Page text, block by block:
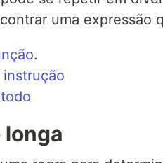
uma expressão
.
instrução
longa